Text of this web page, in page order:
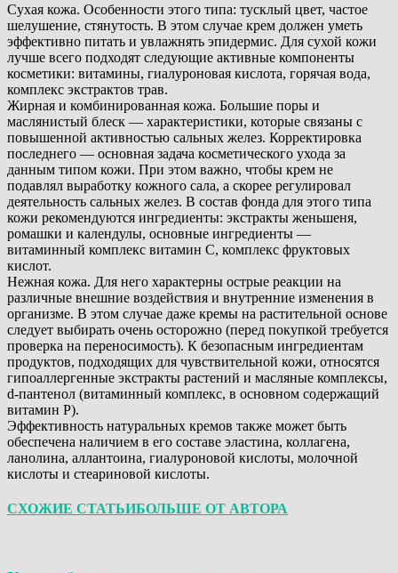
Сухая кожа. Особенности этого типа: тусклый цвет, частое
шелушение, стянутость. В этом случае крем должен уметь
эффективно питать и увлажнять эпидермис. Для сухой кожи
лучше всего подходят следующие активные компоненты
косметики: витамины, гиалуроновая кислота, горячая вода,
комплекс экстрактов трав.
Жирная и комбинированная кожа. Большие поры и
маслянистый блеск — характеристики, которые связаны с
повышенной активностью сальных желез. Корректировка
последнего — основная задача косметического ухода за
данным типом кожи. При этом важно, чтобы крем не
подавлял выработку кожного сала, а скорее регулировал
деятельность сальных желез. В состав фонда для этого типа
кожи рекомендуются ингредиенты: экстракты женьшеня,
ромашки и календулы, основные ингредиенты —
витаминный комплекс витамин С, комплекс фруктовых
кислот.
Нежная кожа. Для него характерны острые реакции на
различные внешние воздействия и внутренние изменения в
организме. В этом случае даже кремы на растительной основе
следует выбирать очень осторожно (перед покупкой требуется
проверка на переносимость). К безопасным ингредиентам
продуктов, подходящих для чувствительной кожи, относятся
гипоаллергенные экстракты растений и масляные комплексы,
d-пантенол (витаминный комплекс, в основном содержащий
витамин P).
Эффективность натуральных кремов также может быть
обеспечена наличием в его составе эластина, коллагена,
ланолина, аллантоина, гиалуроновой кислоты, молочной
кислоты и стеариновой кислоты.
СХОЖИЕ СТАТЬИБОЛЬШЕ ОТ АВТОРА